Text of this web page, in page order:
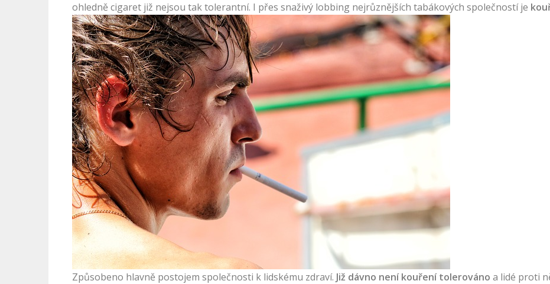
ohledně cigaret již nejsou tak tolerantní. I přes snaživý lobbing nejrůznějších tabákových společností je
Způsobeno hlavně postojem společnosti k lidskému zdraví. Již dávno není kouření tolerováno a lidé proti